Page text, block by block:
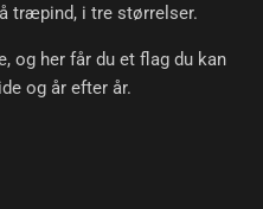
træpind, i tre størrelser.
og her får du et flag du kan
og år efter år.